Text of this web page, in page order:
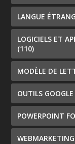
LANGUE
LOGICIELS ET
(110)
MODÈLE DE
OUTILS
POWERPOINT